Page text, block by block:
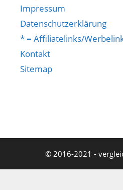
Impressum
Datenschutzerklärung
* = Affiliatelinks/
Kontakt
Sitemap
© 2016-2021 -